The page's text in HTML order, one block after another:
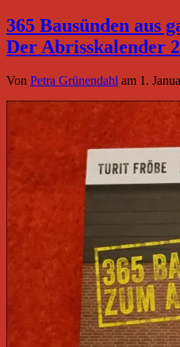
365 Bausünden aus
Der Abrisskalender
Von Petra Grünendahl am 1.